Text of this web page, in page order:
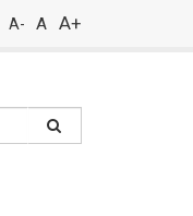
A- A A+